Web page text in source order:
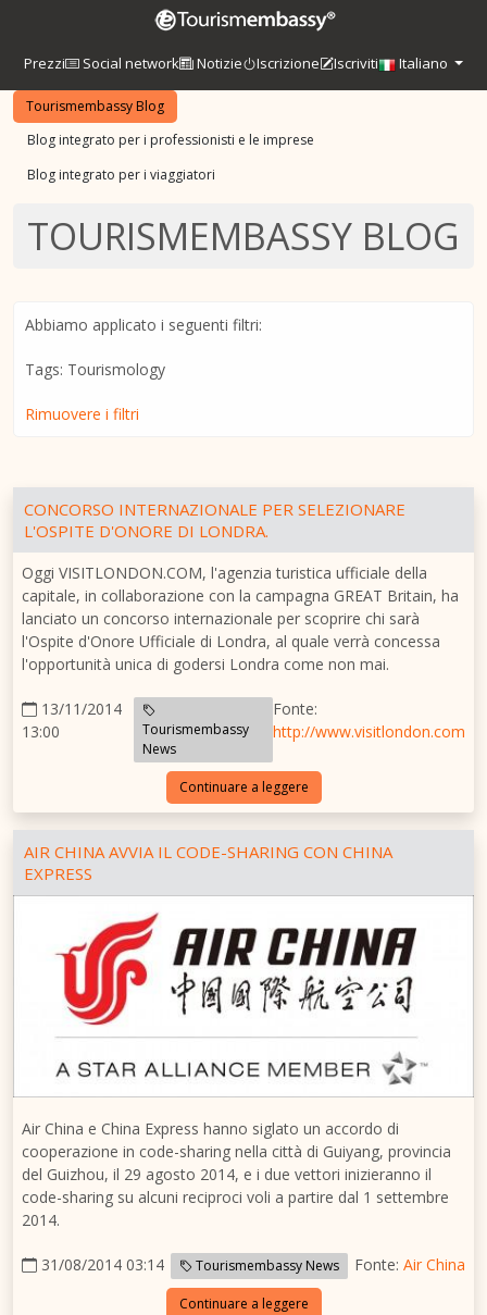
Prezzi Social network Notizie Iscrizione Iscriviti Italiano
Tourismembassy Blog
Blog integrato per i professionisti e le imprese
Blog integrato per i viaggiatori
TOURISMEMBASSY BLOG
Abbiamo applicato i seguenti filtri:
Tags: Tourismology
Rimuovere i filtri
CONCORSO INTERNAZIONALE PER SELEZIONARE
L'OSPITE D'ONORE DI LONDRA.
Oggi VISITLONDON.COM, l'agenzia turistica ufficiale della
capitale, in collaborazione con la campagna GREAT Britain, ha
lanciato un concorso internazionale per scoprire chi sarà
l'Ospite d'Onore Ufficiale di Londra, al quale verrà concessa
l'opportunità unica di godersi Londra come non mai.
13/11/2014
13:00
Tourismembassy
News
Fonte:
http://www.visitlondon.com
Continuare a leggere
AIR CHINA AVVIA IL CODE-SHARING CON CHINA
EXPRESS
Air China e China Express hanno siglato un accordo di
cooperazione in code-sharing nella città di Guiyang, provincia
del Guizhou, il 29 agosto 2014, e i due vettori inizieranno il
code-sharing su alcuni reciproci voli a partire dal 1 settembre
2014.
31/08/2014 03:14 Tourismembassy News Fonte: Air China
Continuare a leggere